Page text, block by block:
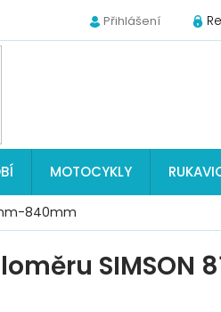
Přihlášení
MOTOCYKLY
840mm
SIMSON